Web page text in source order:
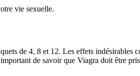
vie sexuelle.
de 4, 8 et 12. Les effets indésirables
de savoir que Viagra doit être